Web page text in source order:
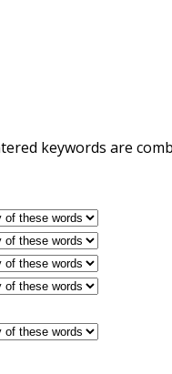
keywords are